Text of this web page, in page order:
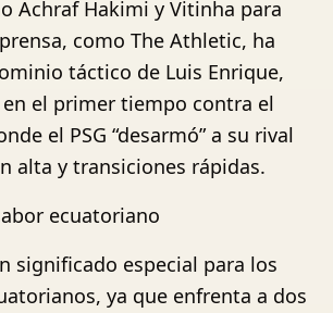
Achraf Hakimi y Vitinha para
como The Athletic, ha
táctico de Luis Enrique,
el primer tiempo contra el
el PSG “desarmó” a su rival
alta y transiciones rápidas.
ecuatoriano
significado especial para los
ya que enfrenta a dos